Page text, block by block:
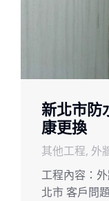
新北市防
康更換
其他工程, 外
工程內容：
北市 客戶問